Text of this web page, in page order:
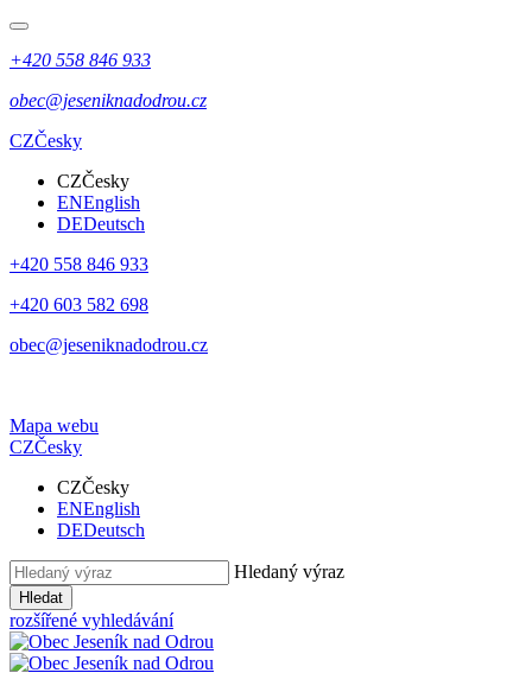
+420 558 846 933
obec@jeseniknadodrou.cz
CZČesky
CZČesky
ENEnglish
DEDeutsch
+420 558 846 933
+420 603 582 698
obec@jeseniknadodrou.cz
Mapa webu
CZČesky
CZČesky
ENEnglish
DEDeutsch
Hledaný výraz
Hledat
rozšířené vyhledávání